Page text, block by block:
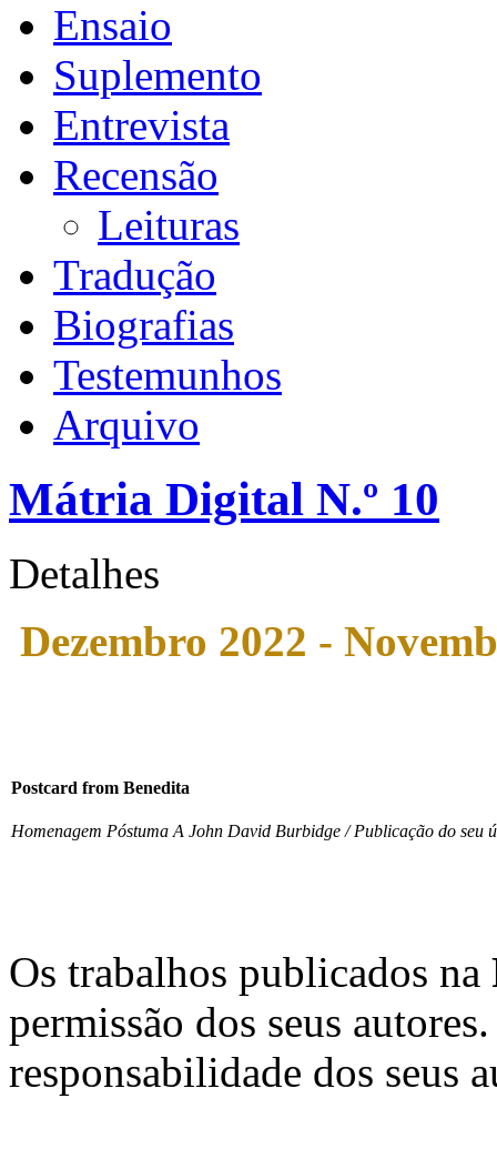
Ensaio
Suplemento
Entrevista
Recensão
Leituras
Tradução
Biografias
Testemunhos
Arquivo
Mátria Digital N.º 10
Detalhes
Dezembro 2022 -
Postcard from Benedita
Homenagem Póstuma A John David Burbidge / Publicação do seu
Os trabalhos publicados na
permissão dos seus
responsabilidade dos seus